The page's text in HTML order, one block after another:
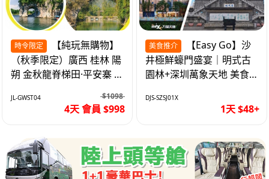
時令限定
（秋季限定）廣西 桂林 陽
朔 金秋龍脊梯田·平安寨 城
4天
JL-GWST04 $1098
4天 會員 $998
美食推介
井極鮮蠔門盛宴｜明式古
園林+深圳萬象天地 美食
DJS-SZSJ01X
1天 $48+